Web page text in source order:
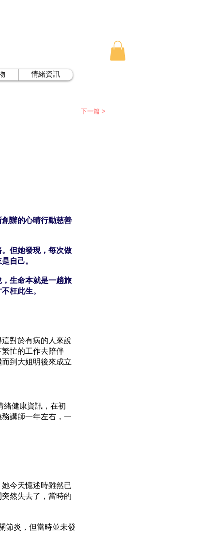
情緒資訊
下一篇 >
辦的心晴行動慈善
但她發現，每次做
自己。
生命本就是一趟旅
枉此生。
對於有病的人來說
忙的工作去陪伴
到大姐明後來成立
緒健康資訊，在初
講師一年左右，一
今天憶述時雖然已
然失去了，當時的
節炎，但當時並未發